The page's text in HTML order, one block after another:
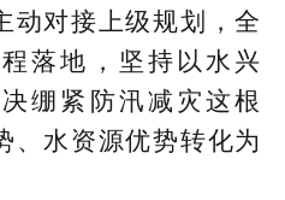
动对接上级规划，全
落地，坚持以水兴
绷紧防汛减灾这根
、水资源优势转化为